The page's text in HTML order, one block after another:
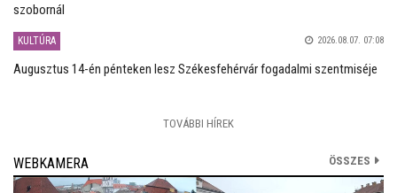
szobornál
KULTÚRA 2026.08.07. 07:08
Augusztus 14-én pénteken lesz Székesfehérvár fogadalmi szentmiséje
TOVÁBBI HÍREK
WEBKAMERA ÖSSZES